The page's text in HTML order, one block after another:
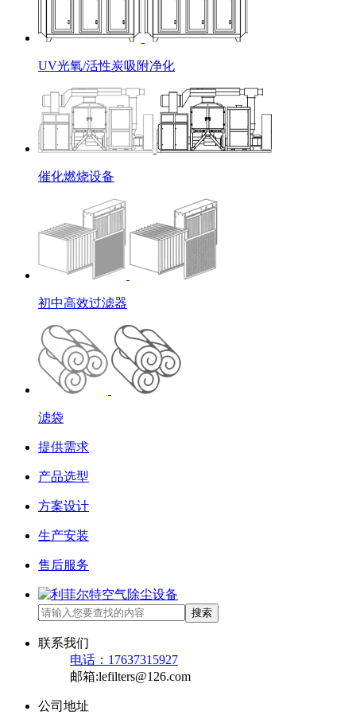
UV光氧/活性炭吸附净化
催化燃烧设备
初中高效过滤器
滤袋
提供需求
产品选型
方案设计
生产安装
售后服务
搜索
联系我们
电话：17637315927
邮箱:lefilters@126.com
公司地址